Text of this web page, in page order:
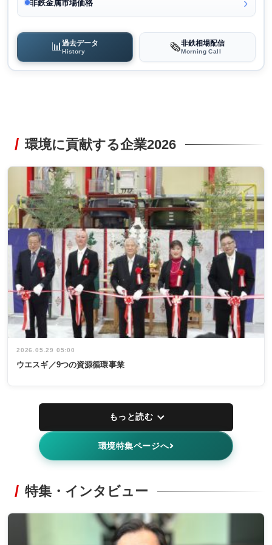
非鉄金属市場価格
📊過去データ
History 🗞️非鉄相場配信
Morning Call
環境に貢献する企業2026
2026.05.29 05:00
ウエスギ／9つの資源循環事業
もっと読む
環境特集ページへ
特集・インタビュー